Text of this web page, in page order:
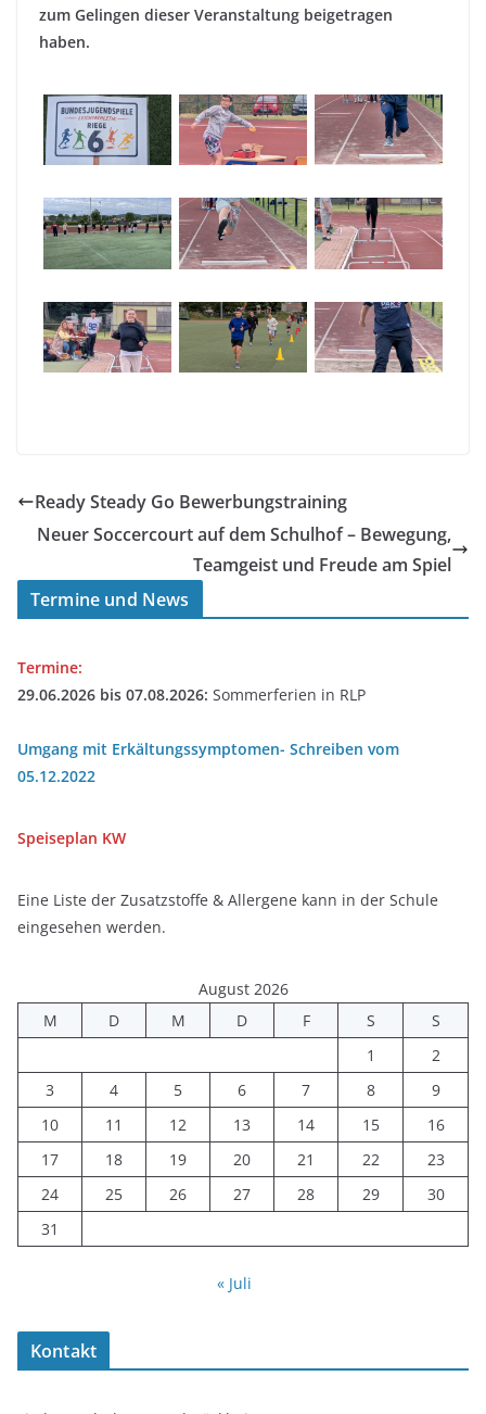
zum Gelingen dieser Veranstaltung beigetragen
haben.
Ready Steady Go Bewerbungstraining
Neuer Soccercourt auf dem Schulhof – Bewegung,
Teamgeist und Freude am Spiel
Termine und News
Termine:
29.06.2026 bis 07.08.2026: Sommerferien in RLP
Umgang mit Erkältungssymptomen- Schreiben vom
05.12.2022
Speiseplan KW
Eine Liste der Zusatzstoffe & Allergene kann in der Schule
eingesehen werden.
August 2026
M
D M D F S
S
1
2
3
4 5 6 7 8
9
10
11 12 13 14 15
16
17
18 19 20 21 22
23
24
25 26 27 28 29
30
31
« Juli
Kontakt